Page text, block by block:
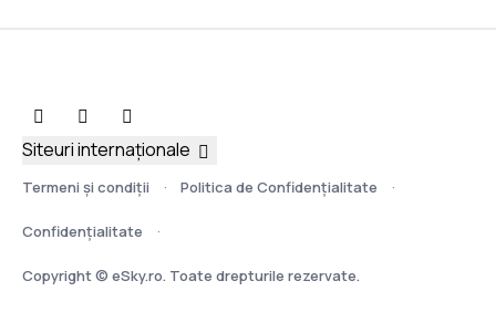
Termeni şi condiţii Politica de Confidențialitate
Confidențialitate
Copyright © eSky.ro. Toate drepturile rezervate.
Siteuri internaționale